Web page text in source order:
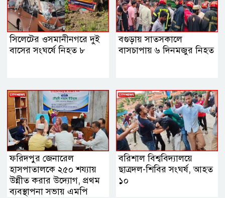
সিলেটের ওসমানীনগরে দুই
বাসের সংঘর্ষে নিহত ৮
বগুড়ায় সাতসকালে
বাসচাপায় ৬ দিনমজুর নিহত
ফরিদপুর জেনারেল
হাসপাতালকে ২৫০ শয্যায়
উন্নীত করার উদ্যোগ, প্রথম
ব্যবস্থাপনা সভায় এমপি
বরিশাল বিশ্ববিদ্যালয়ে
ছাত্রদল-শিবির সংঘর্ষ, আহত
১০